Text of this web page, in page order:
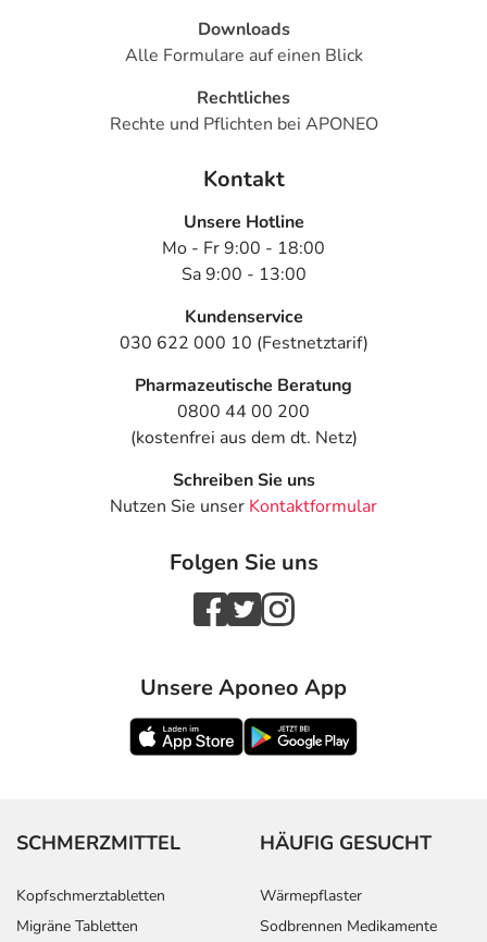
Downloads
Alle Formulare auf einen Blick
Rechtliches
Rechte und Pflichten bei APONEO
Kontakt
Unsere Hotline
Mo - Fr 9:00 - 18:00
Sa 9:00 - 13:00
Kundenservice
030 622 000 10 (Festnetztarif)
Pharmazeutische Beratung
0800 44 00 200
(kostenfrei aus dem dt. Netz)
Schreiben Sie uns
Nutzen Sie unser Kontaktformular
Folgen Sie uns
Unsere Aponeo App
SCHMERZMITTEL
Kopfschmerztabletten
Migräne Tabletten
HÄUFIG GESUCHT
Wärmepflaster
Sodbrennen Medikamente